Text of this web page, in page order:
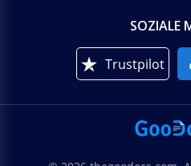
SOZIALE
Trustpilot